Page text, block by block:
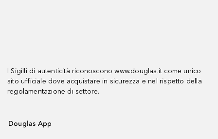
I Sigilli di autenticità riconoscono www.douglas.it come unico
sito ufficiale dove acquistare in sicurezza e nel rispetto della
regolamentazione di settore.
Douglas App